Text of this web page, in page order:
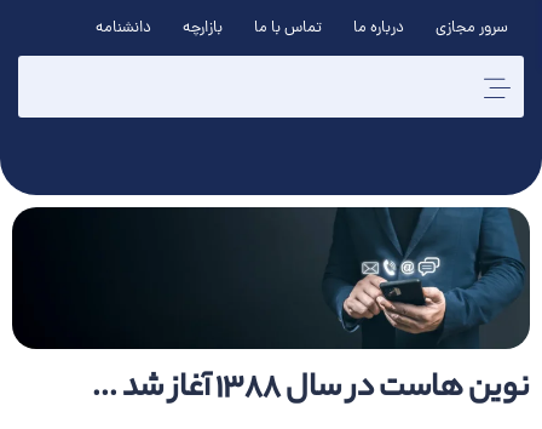
سرور مجازی درباره ما تماس با ما بازارچه دانشنامه
نوین هاست در سال ۱۳۸۸ آغاز شد ...